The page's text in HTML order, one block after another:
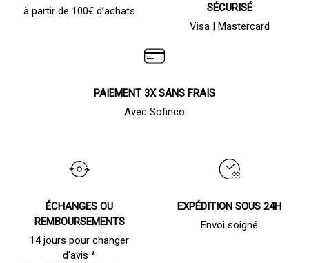
à partir de 100€ d’achats
SÉCURISÉ
Visa | Mastercard
PAIEMENT 3X SANS FRAIS
Avec Sofinco
ÉCHANGES OU
REMBOURSEMENTS
14 jours pour changer
d’avis *
EXPÉDITION SOUS 24H
Envoi soigné